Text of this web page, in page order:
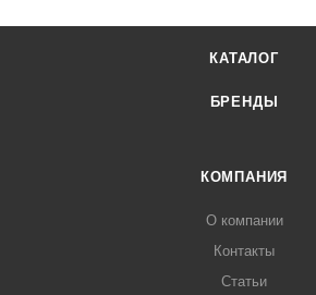
КАТАЛОГ
БРЕНДЫ
КОМПАНИЯ
О компании
Контакты
Статьи